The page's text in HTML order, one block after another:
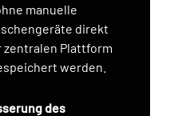
manuelle
direkt
zentralen Plattform
werden.
des